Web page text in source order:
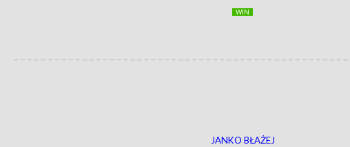
WIN
JANKO BŁAŻEJ